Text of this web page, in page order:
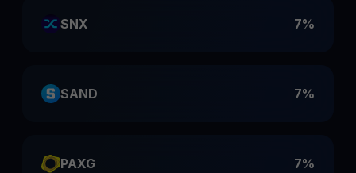
SNX 7%
SAND 7%
PAXG 7%